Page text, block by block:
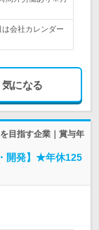
会社カレンダー
気になる
目指す企業｜賞与年
開発】★年休125